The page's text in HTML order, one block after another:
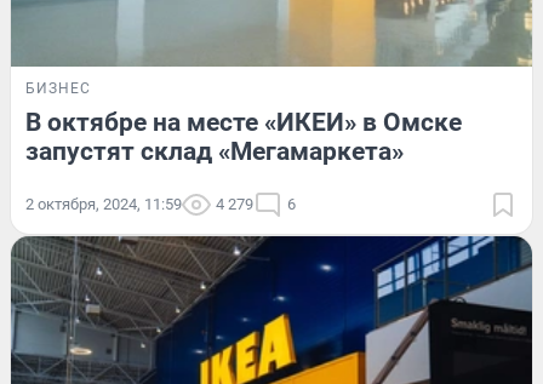
БИЗНЕС
В октябре на месте «ИКЕИ» в Омске
запустят склад «Мегамаркета»
2 октября, 2024, 11:59 4 279 6